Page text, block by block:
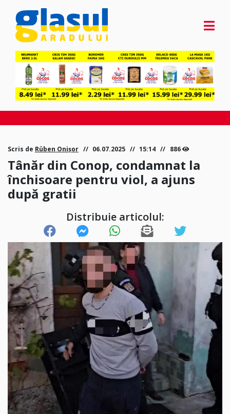
Scris de Rüben Onișor 06.07.2025 15:14 886
Tânăr din Conop, condamnat la
închisoare pentru viol, a ajuns
după gratii
Distribuie articolul: